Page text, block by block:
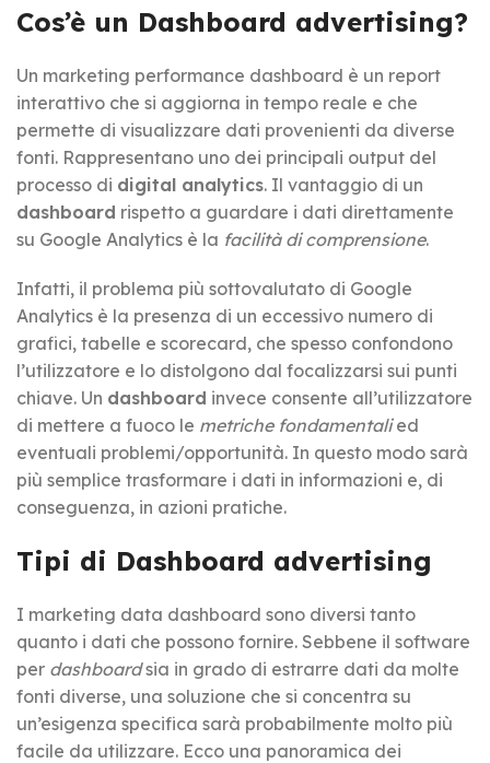
Cos’è un Dashboard advertising?
Un marketing performance dashboard è un report
interattivo che si aggiorna in tempo reale e che
permette di visualizzare dati provenienti da diverse
fonti. Rappresentano uno dei principali output del
processo di digital analytics. Il vantaggio di un
dashboard rispetto a guardare i dati direttamente
su Google Analytics è la facilità di comprensione.
Infatti, il problema più sottovalutato di Google
Analytics è la presenza di un eccessivo numero di
grafici, tabelle e scorecard, che spesso confondono
l’utilizzatore e lo distolgono dal focalizzarsi sui punti
chiave. Un dashboard invece consente all’utilizzatore
di mettere a fuoco le metriche fondamentalied
eventuali problemi/opportunità. In questo modo sarà
più semplice trasformare i dati in informazioni e, di
conseguenza, in azioni pratiche.
Tipi di Dashboard advertising
I marketing data dashboard sono diversi tanto
quanto i dati che possono fornire. Sebbene il software
per dashboardsia in grado di estrarre dati da molte
fonti diverse, una soluzione che si concentra su
un’esigenza specifica sarà probabilmente molto più
facile da utilizzare. Ecco una panoramica dei